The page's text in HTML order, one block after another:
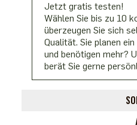
Jetzt gratis testen!
Wählen Sie bis zu 10
überzeugen Sie sich
Qualität. Sie planen
und benötigen mehr?
berät Sie gerne